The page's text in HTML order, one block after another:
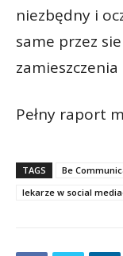
niezbędny i
same przez
Pełny raport
TAGS Be
lekarze w social